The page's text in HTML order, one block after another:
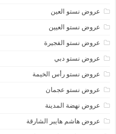
عروض نستو العين
عروض نستو العيين
عروض نستو الفجيرة
عروض نستو دبي
عروض نستو رأس الخيمة
عروض نستو عجمان
عروض نهضة المدينة
عروض هاشم هايبر الشارقة